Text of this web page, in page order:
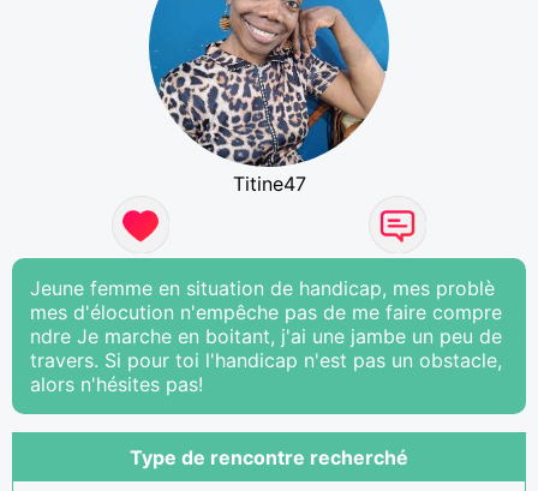
Titine47
Jeune femme en situation de handicap, mes problè
mes d'élocution n'empêche pas de me faire compre
ndre Je marche en boitant, j'ai une jambe un peu de
travers. Si pour toi l'handicap n'est pas un obstacle,
alors n'hésites pas!
Type de rencontre recherché